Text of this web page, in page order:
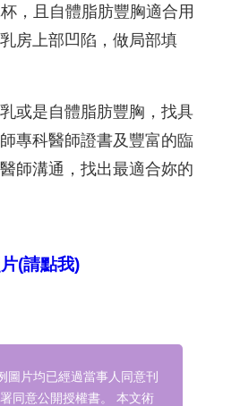
，且自體脂肪豐胸適合用
房上部凹陷，做局部填
或是自體脂肪豐胸，找具
專科醫師證書及豐富的臨
師溝通，找出最適合妳的
(請點我)
圖片均已經過當事人同意刊
同意公開授權書。
本文術